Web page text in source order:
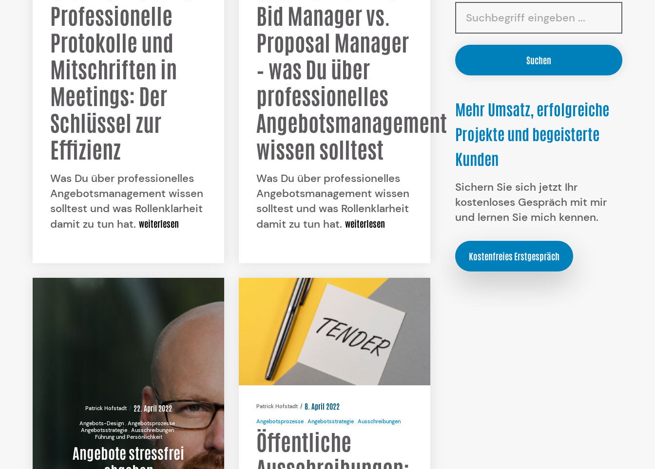
Professionelle
Protokolle und
Mitschriften in
Meetings: Der
Schlüssel zur
Effizienz
Was Du über professionelles
Angebotsmanagement wissen
solltest und was Rollenklarheit
damit zu tun hat.weiterlesen
Bid Manager vs.
Proposal Manager
– was Du über
professionelles
Angebotsmanagement
wissen solltest
Was Du über professionelles
Angebotsmanagement wissen
solltest und was Rollenklarheit
damit zu tun hat.weiterlesen
Patrick Hofstadt 22. April 2022
Angebots-Design Angebotsprozesse
Angebotsstrategie Ausschreibungen
Führung und Persönlichkeit
Angebote stressfrei
Patrick Hofstadt 8. April 2022
Angebotsprozesse Angebotsstrategie Ausschreibungen
Öffentliche
Suchen
Mehr Umsatz, erfolgreiche
Projekte und begeisterte
Kunden
Sichern Sie sich jetzt Ihr
kostenloses Gespräch mit mir
und lernen Sie mich kennen.
Kostenfreies Erstgespräch